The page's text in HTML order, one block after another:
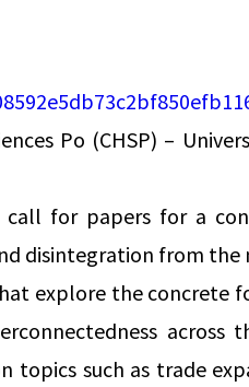
Po (CHSP) –
call for papers for a
disintegration from
explore the concrete
topics such as trade